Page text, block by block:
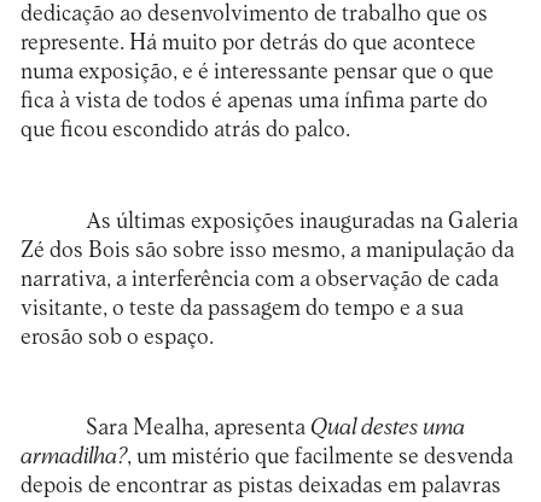
dedicação ao desenvolvimento de trabalho que os
represente. Há muito por detrás do que acontece
numa exposição, e é interessante pensar que o que
fica à vista de todos é apenas uma ínfima parte do
que ficou escondido atrás do palco.
As últimas exposições inauguradas na Galeria
Zé dos Bois são sobre isso mesmo, a manipulação da
narrativa, a interferência com a observação de cada
visitante, o teste da passagem do tempo e a sua
erosão sob o espaço.
Sara Mealha, apresenta Qual destes uma
armadilha?, um mistério que facilmente se desvenda
depois de encontrar as pistas deixadas em palavras